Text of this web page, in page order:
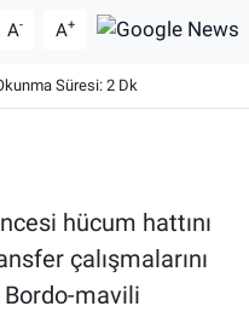
A- A+
Süresi: 2 Dk
hücum hattını
çalışmalarını
Bordo-mavili